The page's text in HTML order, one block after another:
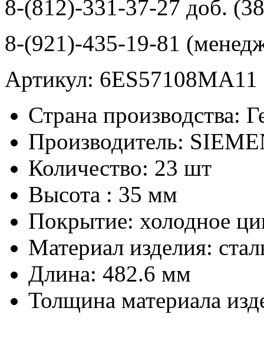
8-(812)-331-37-27 доб.
8-(921)-435-19-81
Артикул: 6ES57108MA11
Страна производства:
Производитель:
Количество: 23 шт
Высота : 35 мм
Покрытие: холодное
Материал изделия:
Длина: 482.6 мм
Толщина материала